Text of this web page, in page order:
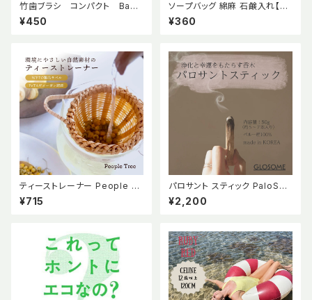
竹歯ブラシ コンパクト Bam
boo Toothbrush 【mana. O
RGANIC LIVING】
¥450
ソープバッグ 綿麻 石鹸入れ【m
ana.ORGANIC LIVING】
¥360
ティーストレーナー People Tr
ee 茶漉し フェアトレード 竹製
茶こし ピープルツリー ゴミが出
¥715
パロサント スティック PaloSan
to Stick GLOSOME グローサ
ム 瞑想 浄化 幸運 ヨガ リラック
¥2,200